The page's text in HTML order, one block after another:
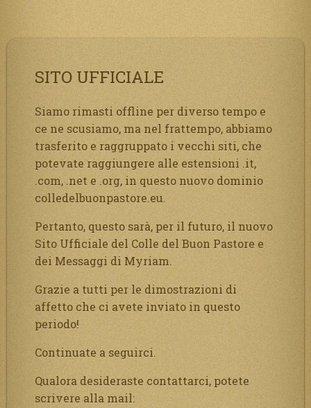
SITO UFFICIALE
Siamo rimasti offline per diverso tempo e
ce ne scusiamo, ma nel frattempo, abbiamo
trasferito e raggruppato i vecchi siti, che
potevate raggiungere alle estensioni .it,
.com, .net e .org, in questo nuovo dominio
colledelbuonpastore.eu.
Pertanto, questo sarà, per il futuro, il nuovo
Sito Ufficiale del Colle del Buon Pastore e
dei Messaggi di Myriam.
Grazie a tutti per le dimostrazioni di
affetto che ci avete inviato in questo
periodo!
Continuate a seguirci.
Qualora desideraste contattarci, potete
scrivere alla mail: